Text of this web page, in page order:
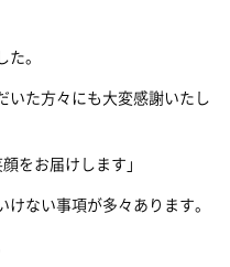
た。
いた方々にも大変感謝いたし
をお届けします」
ない事項が多々あります。